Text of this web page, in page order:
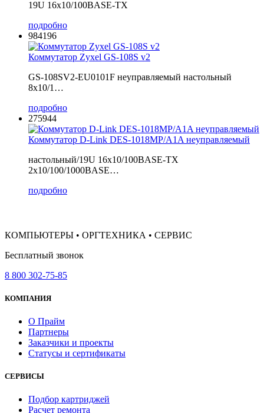
19U 16x10/100BASE-TX
подробно
984196
Коммутатор Zyxel GS-108S v2
GS-108SV2-EU0101F неуправляемый настольный
8x10/1…
подробно
275944
Коммутатор D-Link DES-1018MP/A1A неуправляемый
настольный/19U 16x10/100BASE-TX
2x10/100/1000BASE…
подробно
КОМПЬЮТЕРЫ • ОРГТЕХНИКА • СЕРВИС
Бесплатный звонок
8 800 302-75-85
КОМПАНИЯ
О Прайм
Партнеры
Заказчики и проекты
Статусы и сертификаты
СЕРВИСЫ
Подбор картриджей
Расчет ремонта